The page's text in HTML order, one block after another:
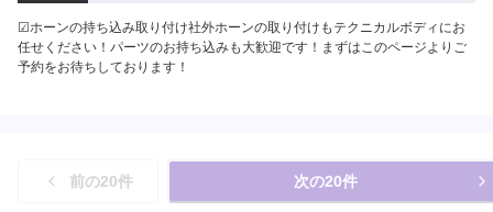
☑︎ホーンの持ち込み取り付け社外ホーンの取り付けもテクニカルボディにお
任せください！パーツのお持ち込みも大歓迎です！まずはこのページよりご
予約をお待ちしております！
前の20件 次の20件